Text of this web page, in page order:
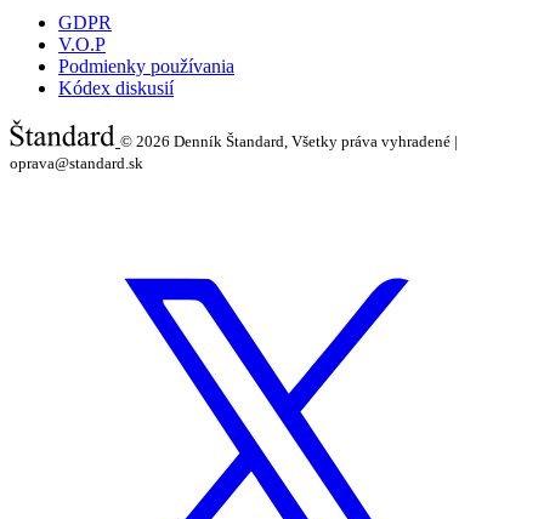
GDPR
V.O.P
Podmienky používania
Kódex diskusií
© 2026 Denník Štandard, Všetky práva vyhradené |
oprava@standard.sk